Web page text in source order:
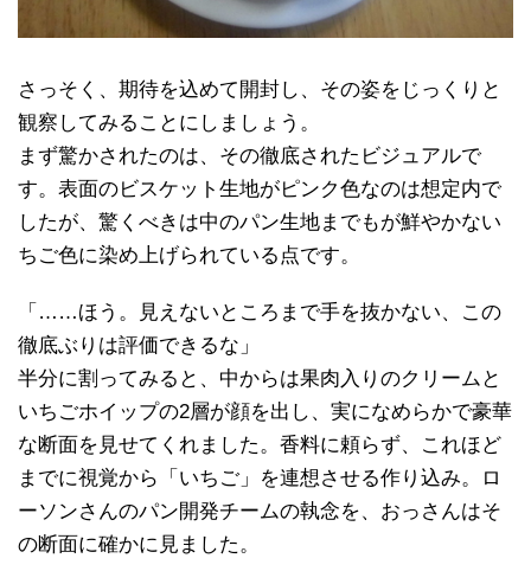
さっそく、期待を込めて開封し、その姿をじっくりと
観察してみることにしましょう。
まず驚かされたのは、その徹底されたビジュアルで
す。表面のビスケット生地がピンク色なのは想定内で
したが、驚くべきは中のパン生地までもが鮮やかない
ちご色に染め上げられている点です。
「……ほう。見えないところまで手を抜かない、この
徹底ぶりは評価できるな」
半分に割ってみると、中からは果肉入りのクリームと
いちごホイップの2層が顔を出し、実になめらかで豪華
な断面を見せてくれました。香料に頼らず、これほど
までに視覚から「いちご」を連想させる作り込み。ロ
ーソンさんのパン開発チームの執念を、おっさんはそ
の断面に確かに見ました。